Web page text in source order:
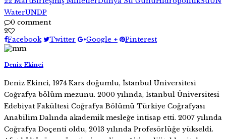
WaterUNDP
0 comment
2
Facebook
Twitter Google + Pinterest
Deniz Ekinci
Deniz Ekinci, 1974 Kars doğumlu, İstanbul Üniversitesi
Coğrafya bölüm mezunu. 2000 yılında, İstanbul Üniversitesi
Edebiyat Fakültesi Coğrafya Bölümü Türkiye Coğrafyası
Anabilim Dalında akademik mesleğe intisap etti. 2007 yılında
Coğrafya Doçenti oldu, 2013 yılında Profesörlüğe yükseldi.